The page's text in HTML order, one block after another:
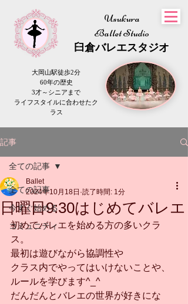
Usukura
Ballet Studio
​臼倉バレエスタジオ
大岡山駅徒歩2分
60年の歴史
3才～シニアまで
​ライフスタイルに合わせたク
ラス
記事
全ての記事
今すぐ始める
コミュニティ
全ての記事
日曜日9:30はじめてバレエ
Ballet
2024年10月18日 読了時間: 1分
初めてバレエを始める方の多いクラ
ス。
最初は遊びながら協調性や
クラス内でやってはいけないことや、
ルールを学びます^_^
だんだんとバレエの世界が好きにな